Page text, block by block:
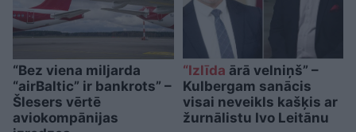
“Bez viena miljarda
“airBaltic” ir bankrots” –
Šlesers vērtē
aviokompānijas
“Izlīda ārā velniņš” –
Kulbergam sanācis
visai neveikls kašķis ar
žurnālistu Ivo Leitānu